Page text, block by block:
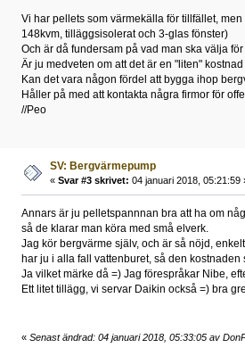
Vi har pellets som värmekälla för tillfället,
148kvm, tilläggsisolerat och 3-glas fönster)
Och är då fundersam på vad man ska välja
Är ju medveten om att det är en "liten"
Kan det vara någon fördel att bygga ihop
Håller på med att kontakta några firmor för
//Peo
SV: Bergvärmepump
« Svar #3 skrivet: 04 januari 2018, 05:21:59
Annars är ju pelletspannnan bra att ha om
så de klarar man köra med små elverk.
Jag kör bergvärme själv, och är så nöjd,
har ju i alla fall vattenburet, så den kostnaden
Ja vilket märke då =) Jag förespråkar Nibe,
Ett litet tillägg, vi servar Daikin också =) bra
« Senast ändrad: 04 januari 2018, 05:33:05 av